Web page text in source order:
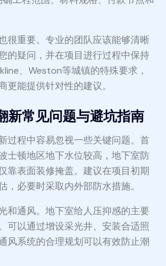
很重要。专业的团队应该能够清晰
的疑问，并在项目进行过程中保持
、Weston等城镇的特殊要求，
更能提供针对性的建议。
新常见问题与避坑指南
过程中容易忽视一些关键问题。首
士顿地区地下水位较高，地下室防
靠表面装修掩盖。建议在项目初期
，必要时采取内外部防水措施。
和通风。地下室给人压抑感的主要
可以通过增设采光井、安装合适照
风系统的合理规划可以有效防止潮